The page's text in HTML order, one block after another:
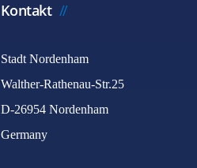
Kontakt
Stadt Nordenham
Walther-Rathenau-Str.25
D-26954 Nordenham
Germany